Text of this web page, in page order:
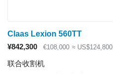
Claas Lexion 560TT
¥842,300
€108,000 ≈ US$124,800
联合收割机